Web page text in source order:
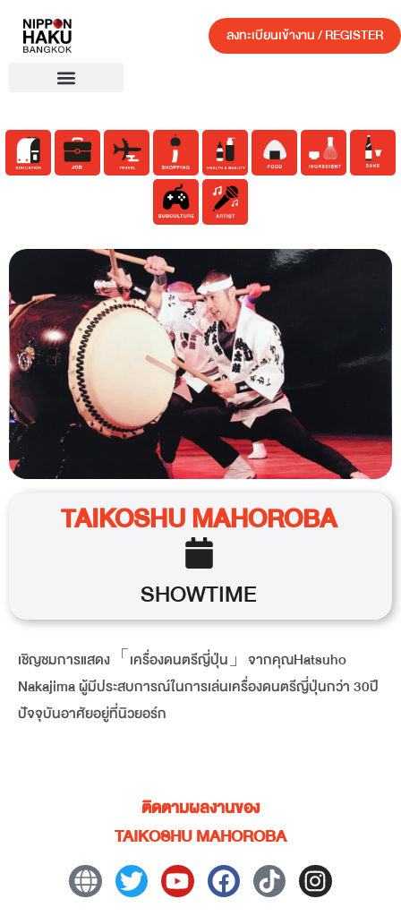
ลงทะเบียนเข้างาน / REGISTER
TAIKOSHU MAHOROBA
SHOWTIME
เชิญชมการแสดง「เครื่องดนตรีญี่ปุ่น」จากคุณHatsuho
Nakajima ผู้มีประสบการณ์ในการเล่นเครื่องดนตรีญี่ปุ่นกว่า 30ปี
ปัจจุบันอาศัยอยู่ที่นิวยอร์ก
ติดตามผลงานของ
TAIKOSHU MAHOROBA